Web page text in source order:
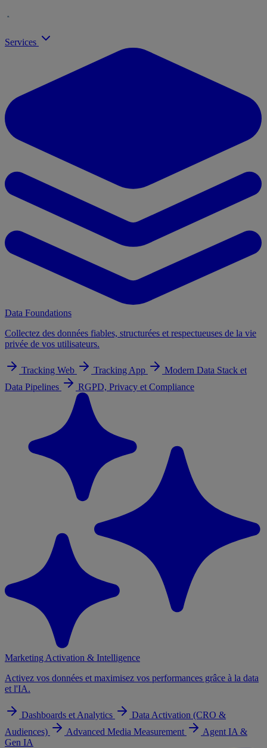
Services
Data Foundations
Collectez des données fiables, structurées et respectueuses de la vie
privée de vos utilisateurs.
Tracking Web Tracking App
Modern Data Stack et
Data Pipelines
RGPD, Privacy et Compliance
Marketing Activation & Intelligence
Activez vos données et maximisez vos performances grâce à la data
et l'IA.
Dashboards et Analytics
Data Activation (CRO &
Audiences)
Advanced Media Measurement
Agent IA &
Gen IA